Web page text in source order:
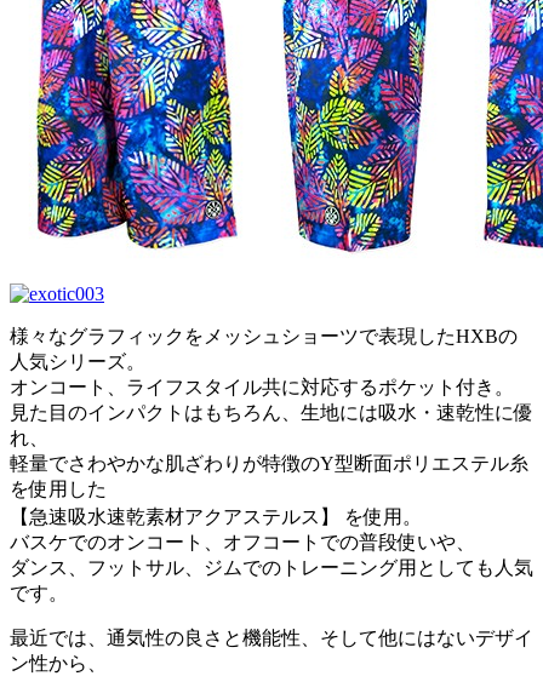
様々なグラフィックをメッシュショーツで表現したHXBの
人気シリーズ。
オンコート、ライフスタイル共に対応するポケット付き。
見た目のインパクトはもちろん、生地には吸水・速乾性に優
れ、
軽量でさわやかな肌ざわりが特徴のY型断面ポリエステル糸
を使用した
【急速吸水速乾素材アクアステルス】 を使用。
バスケでのオンコート、オフコートでの普段使いや、
ダンス、フットサル、ジムでのトレーニング用としても人気
です。
最近では、通気性の良さと機能性、そして他にはないデザイ
ン性から、